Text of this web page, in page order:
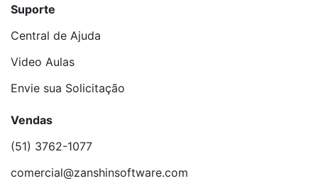
Suporte
Central de Ajuda
Video Aulas
Envie sua Solicitação
Vendas
(51) 3762-1077
comercial@zanshinsoftware.com